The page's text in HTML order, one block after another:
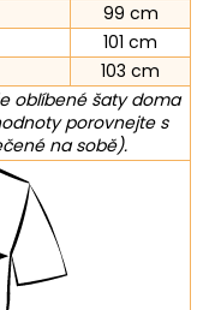
99 cm
101 cm
103 cm
oblíbené šaty doma
porovnejte s
na sobě).